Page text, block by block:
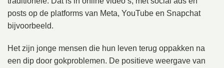
posts op de platforms van Meta, YouTube en Snapchat
bijvoorbeeld.
Het zijn jonge mensen die hun leven terug oppakken na
een dip door gokproblemen. De positieve weergave van